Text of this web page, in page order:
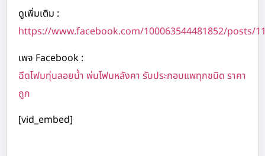
ดูเพิ่มเติม :
https://www.facebook.com/100063544481852/posts/
เพจ Facebook :
ฉีดโฟมทุ่นลอยน้ำ พ่นโฟมหลังคา รับประกอบแพทุกชนิด ราคา
ถูก
[vid_embed]